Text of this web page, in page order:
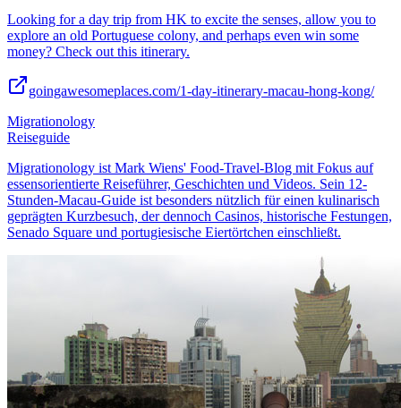
Looking for a day trip from HK to excite the senses, allow you to
explore an old Portuguese colony, and perhaps even win some
money? Check out this itinerary.
goingawesomeplaces.com/1-day-itinerary-macau-hong-kong/
Migrationology
Reiseguide
Migrationology ist Mark Wiens' Food-Travel-Blog mit Fokus auf
essensorientierte Reiseführer, Geschichten und Videos. Sein 12-
Stunden-Macau-Guide ist besonders nützlich für einen kulinarisch
geprägten Kurzbesuch, der dennoch Casinos, historische Festungen,
Senado Square und portugiesische Eiertörtchen einschließt.